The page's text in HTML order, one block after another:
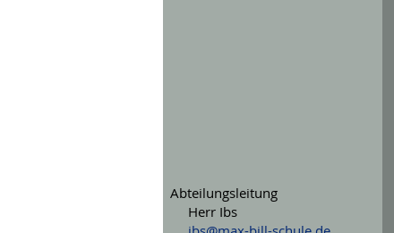
Abteilungsleitung
Herr Ibs